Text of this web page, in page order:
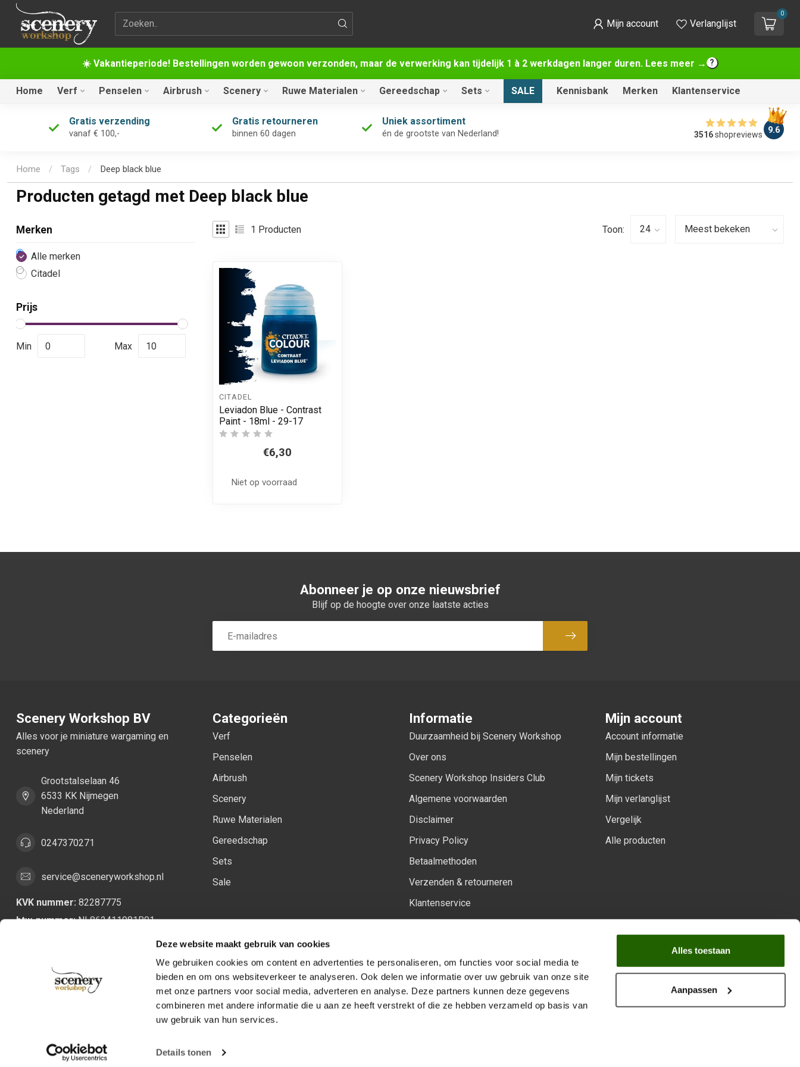
Deze website maakt gebruik van cookies
We gebruiken cookies om content en advertenties te personaliseren, om functies voor social media te
bieden en om ons websiteverkeer te analyseren. Ook delen we informatie over uw gebruik van onze site
met onze partners voor social media, adverteren en analyse. Deze partners kunnen deze gegevens
combineren met andere informatie die u aan ze heeft verstrekt of die ze hebben verzameld op basis van
uw gebruik van hun services.
Details tonen
Alles toestaan
Aanpassen
☀️ Vakantieperiode! Bestellingen worden gewoon verzonden, maar de verwerking kan tijdelijk 1 à 2 werkdagen langer duren. Lees meer →
Zoekterm Mijn account Verlanglijst
0
Home Verf Penselen Airbrush Scenery Ruwe Materialen Gereedschap Sets SALE Kennisbank Merken Klantenservice
Gratis verzending
vanaf € 100,-
Gratis retourneren
binnen 60 dagen
Uniek assortiment
én de grootste van Nederland! 3516shopreviews 9.6
Home / Tags / Deep black blue
Producten getagd met Deep black blue
Merken
Alle merken
Citadel
Prijs
Min Max
1 Producten Toon:
CITADEL
Leviadon Blue - Contrast
Paint - 18ml - 29-17
€6,30
Niet op voorraad
Abonneer je op onze nieuwsbrief
Blijf op de hoogte over onze laatste acties
Abonneer
Scenery Workshop BV
Alles voor je miniature wargaming en
scenery
Grootstalselaan 46
6533 KK Nijmegen
Nederland
0247370271
service@sceneryworkshop.nl
KVK nummer: 82287775
btw-nummer:NL862411981B01
Categorieën
Verf
Penselen
Airbrush
Scenery
Ruwe Materialen
Gereedschap
Sets
Sale
Informatie
Duurzaamheid bij Scenery Workshop
Over ons
Scenery Workshop Insiders Club
Algemene voorwaarden
Disclaimer
Privacy Policy
Betaalmethoden
Verzenden & retourneren
Klantenservice
Mijn account
Account informatie
Mijn bestellingen
Mijn tickets
Mijn verlanglijst
Vergelijk
Alle producten
Volg ons op:
Facebook
YoutubeInstagram